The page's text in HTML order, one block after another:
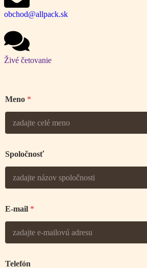
obchod@allpack.sk
Živé četovanie
Meno *
Spoločnosť
E-mail *
Telefón